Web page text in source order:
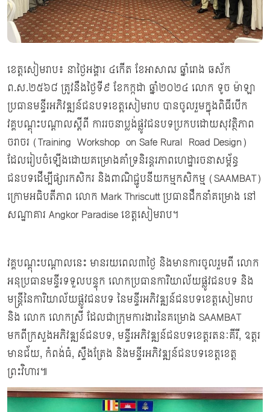
ខេត្តសៀមរាប៖ នាថ្ងៃអង្គារ ៤កើត ខែអាសាឍ ឆ្នាំរោង ឆស័ក
ព.ស.២៥៦៨ ត្រូវនឹងថ្ងៃទី៩ ខែកក្កដា ឆ្នាំ២០២៤ លោក ទូច ម៉ាឡា
ប្រធានមន្ទីរអភិវឌ្ឍន៍ជនបទខេត្តសៀមរាប បានចូលរួមក្នុងពិធីបើក
វគ្គបណ្តុះបណ្ដាលស្ដីពី ការរចនាប្លង់ផ្លូវជនបទប្រកបដោយសុវត្ថិភាព
ចរាចរ (Training Workshop on Safe Rural Road Design)
ដែលរៀបចំឡើងដោយគម្រោងគាំទ្រនិរន្តរភាពហេដ្ឋារចនាសម្ព័ន្ធ
ជនបទដើម្បីផ្សារកសិករ និងពាណិជ្ជូបនីយកម្មកសិកម្ម (SAAMBAT)
ក្រោមអធិបតីភាព លោក Mark Thriscutt ប្រធានដឹកនាំគម្រោង នៅ
សណ្ឋាគារ Angkor Paradise ខេត្តសៀមរាប។
វគ្គបណ្តុះបណ្តាលនេះ​ មានរយពេល៣ថ្ងៃ និងមានការចូលរួមពី លោក
អនុប្រធានមន្ទីរទទួលបន្ទុក លោកប្រធានការិយាល័យផ្លូវជនបទ និង
មន្ត្រីនៃការិយាល័យផ្លូវជនបទ នៃមន្ទីរអភិវឌ្ឍន៍ជនបទខេត្តសៀមរាប
និង លោក លោកស្រី ដែលជាក្រុមការងារនៃគម្រោង SAAMBAT
មកពីក្រសួងអភិវឌ្ឍន៍ជនបទ, មន្ទីរអភិវឌ្ឍន៍ជនបទខេត្តរតនៈគីរី, ឧត្តរ
មានជ័យ, កំពង់ធំ, ស្ទឹងត្រែង និងមន្ទីរអភិវឌ្ឍន៍ជនបទខេត្តខេត្ត
ព្រះវិហារ៕